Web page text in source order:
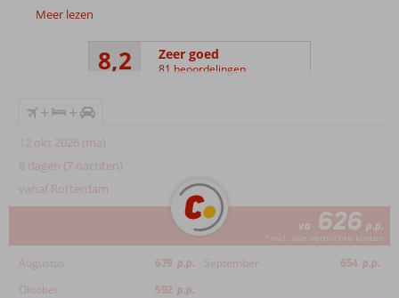
Meer lezen
8,2 Zeer goed
81 beoordelingen
+ +
12 okt 2026 (ma)
8 dagen (7 nachten)
vanaf Rotterdam
va 626 p.p.
*incl. alle verplichte kosten
Augustus 679 p.p. September 654 p.p.
Oktober
592 p.p.